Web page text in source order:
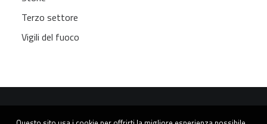
Terzo settore
Vigili del fuoco